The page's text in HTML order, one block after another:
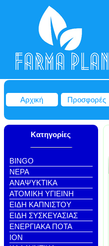
Αρχική Προσφορές
Κατηγορίες
BINGO
NEΡΑ
ΑΝΑΨΥΚΤΙΚΑ
ΑΤΟΜΙΚΗ ΥΓΙΕΙΝΗ
ΕΙΔΗ ΚΑΠΝΙΣΤΟΥ
ΕΙΔΗ ΣΥΣΚΕΥΑΣΙΑΣ
ΕΝΕΡΓΙΑΚΑ ΠΟΤΑ
ΙΟΝ